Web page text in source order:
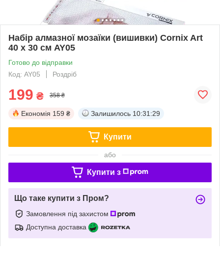
Набір алмазної мозаїки (вишивки) Cornix Art
40 x 30 см AY05
Готово до відправки
Код: AY05
Роздріб
199 ₴ 358 ₴
Економія 159 ₴ Залишилось 10:31:28
Купити
або
Купити з
Що таке купити з Пром?
Замовлення під захистом
Доступна доставка